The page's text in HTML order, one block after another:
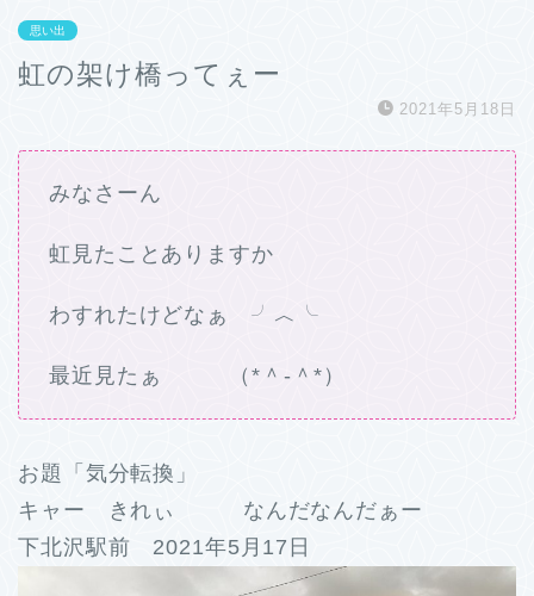
思い出
虹の架け橋ってぇー
2021年5月18日
みなさーん
虹見たことありますか
わすれたけどなぁ ╯︿╰
最近見たぁ （*＾-＾*）
お題「気分転換」
キャー きれぃ なんだなんだぁー
下北沢駅前 2021年5月17日